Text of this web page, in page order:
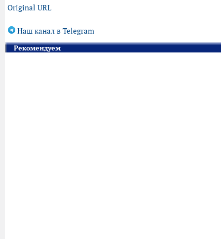
Original URL
Наш канал в Telegram
Рекомендуем